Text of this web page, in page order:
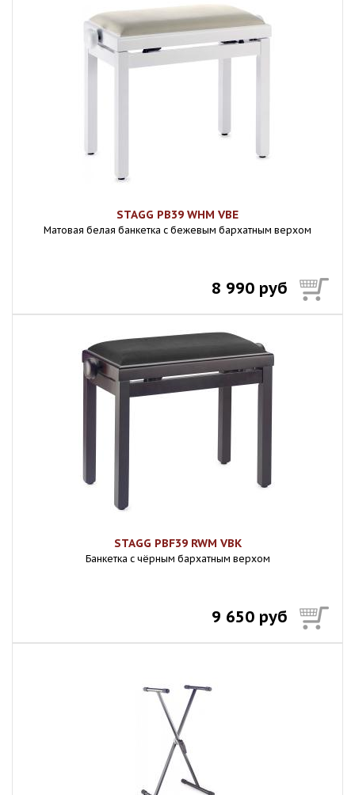
STAGG PB39 WHM VBE
Матовая белая банкетка с бежевым бархатным верхом
8 990 руб
STAGG PBF39 RWM VBK
Банкетка с чёрным бархатным верхом
9 650 руб